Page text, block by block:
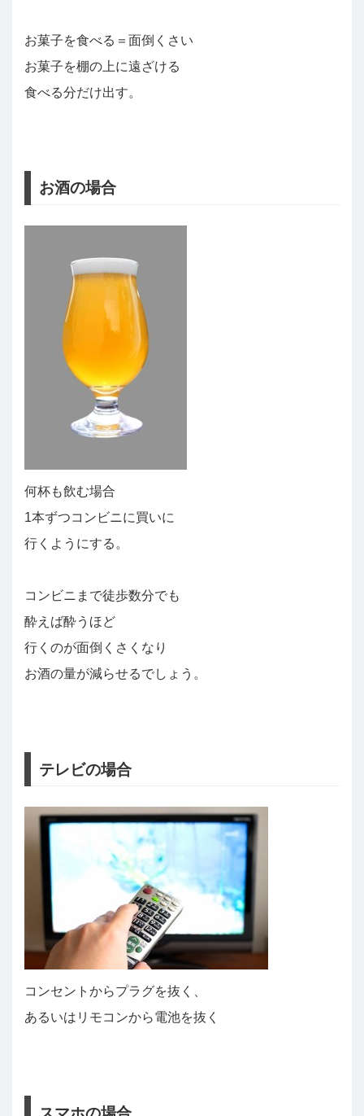
お菓子を食べる＝面倒くさい
お菓子を棚の上に遠ざける
食べる分だけ出す。
お酒の場合
何杯も飲む場合
1本ずつコンビニに買いに
行くようにする。
コンビニまで徒歩数分でも
酔えば酔うほど
行くのが面倒くさくなり
お酒の量が減らせるでしょう。
テレビの場合
コンセントからプラグを抜く、
あるいはリモコンから電池を抜く